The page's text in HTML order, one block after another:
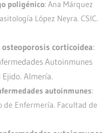
poligénico: Ana Márquez
López Neyra. CSIC.
corticoidea:
Autoinmunes
Almería.
autoinmunes:
de Enfermería. Facultad de